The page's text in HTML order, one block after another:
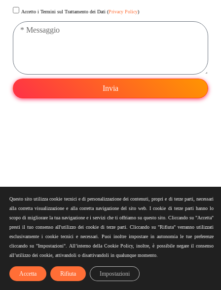
Accetto i Termini sul Trattamento dei Dati (Privacy Policy)
Invia
Questo sito utilizza cookie tecnici e di personalizzazione dei contenuti, propri e di terze parti, necessari
alla corretta visualizzazione e alla corretta navigazione del sito web. I cookie di terze parti hanno lo
scopo di migliorare la tua navigazione e i servizi che ti offriamo su questo sito. Cliccando su "Accetta"
presti il tuo consenso all'utilizzo dei cookie di terze parti. Cliccando su "Rifiuta" verranno utilizzati
esclusivamente i cookie tecnici e necessari. Puoi inoltre impostare in autonomia le tue preferenze
cliccando su "Impostazioni". All’interno della Cookie Policy, inoltre, è possibile negare il consenso
all’utilizzo dei cookie, attivandoli o disattivandoli in qualunque momento.
Accetta Rifiuta Impostazioni